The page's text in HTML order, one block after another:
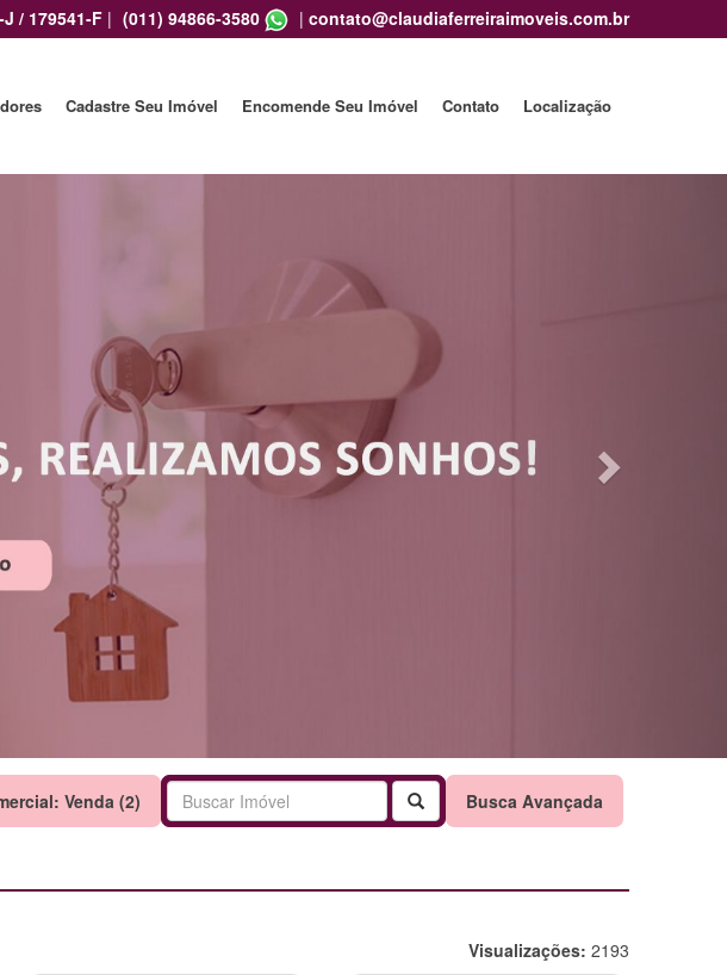
/ 179541-F | (011) 94866-3580 | contato@claudiaferreiraimoveis.com.br
Cadastre Seu Imóvel Encomende Seu Imóvel Contato Localização
Venda (2) BuscarBusca Avançada
Visualizações: 2193